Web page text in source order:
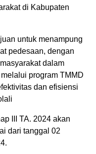
di Kabupaten
untuk menampung
pedesaan, dengan
dalam
program TMMD
dan efisiensi
III TA. 2024 akan
dari tanggal 02